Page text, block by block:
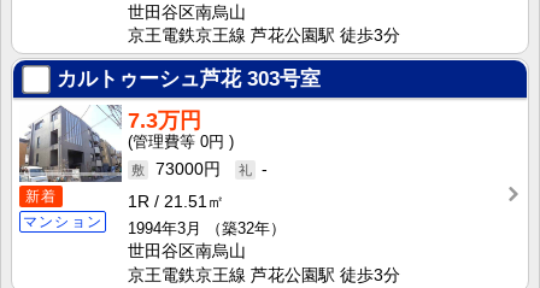
世田谷区南烏山
京王電鉄京王線 芦花公園駅 徒歩3分
カルトゥーシュ芦花303号室
新着
マンション
7.3万円
0円
73000円
-
1R
21.51㎡
1994年3月
（築32年）
世田谷区南烏山
京王電鉄京王線 芦花公園駅 徒歩3分